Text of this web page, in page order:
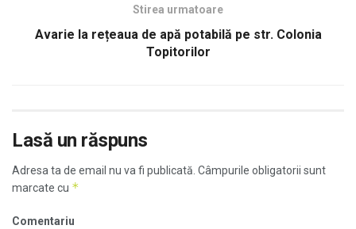
Stirea urmatoare
Avarie la rețeaua de apă potabilă pe str. Colonia
Topitorilor
Lasă un răspuns
Adresa ta de email nu va fi publicată. Câmpurile obligatorii sunt
marcate cu *
Comentariu